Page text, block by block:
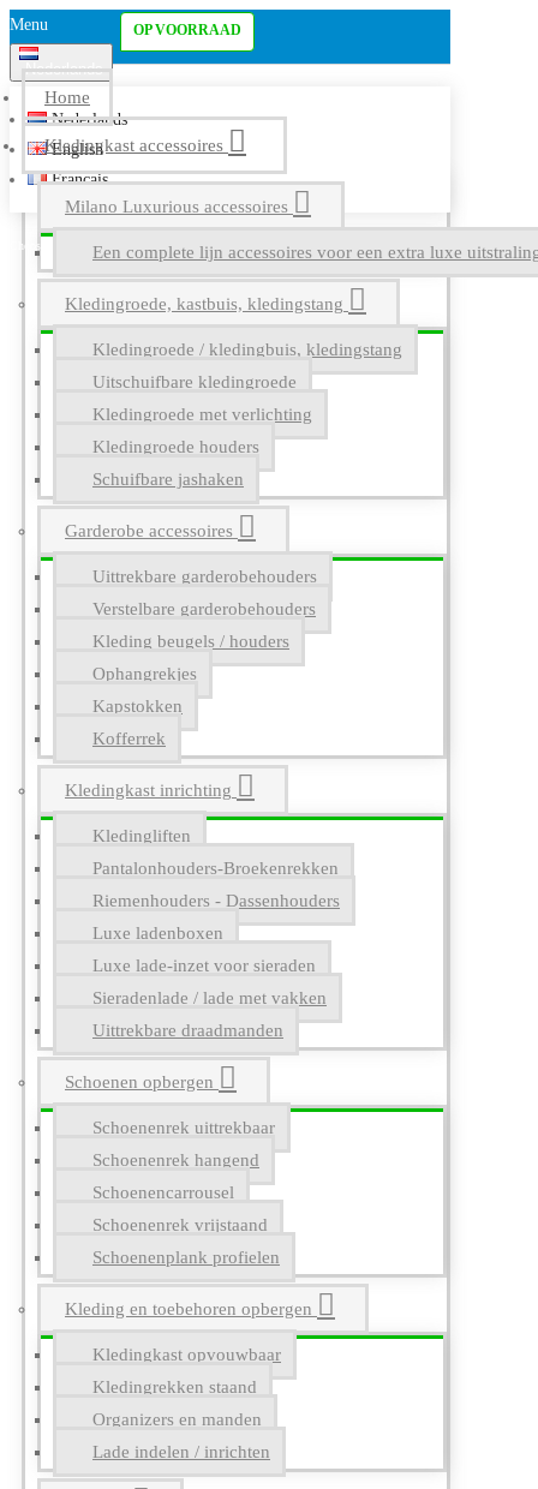
Menu
Nederlands
Nederlands
English
Français
Home
Kledingkast accessoires
Milano Luxurious accessoires
Een complete lijn accessoires voor een extra luxe
Kledingroede, kastbuis, kledingstang
Kledingroede / kledingbuis, kledingstang
Uitschuifbare kledingroede
Kledingroede met verlichting
Kledingroede houders
Schuifbare jashaken
Garderobe accessoires
Uittrekbare garderobehouders
Verstelbare garderobehouders
Kleding beugels / houders
Ophangrekjes
Kapstokken
Kofferrek
Kledingkast inrichting
Kledingliften
Pantalonhouders-Broekenrekken
Riemenhouders - Dassenhouders
Luxe ladenboxen
Luxe lade-inzet voor sieraden
Sieradenlade / lade met vakken
Uittrekbare draadmanden
Schoenen opbergen
Schoenenrek uittrekbaar
Schoenenrek hangend
Schoenencarrousel
Schoenenrek vrijstaand
Schoenenplank profielen
Kleding en toebehoren opbergen
Kledingkast opvouwbaar
Kledingrekken staand
Organizers en manden
Lade indelen / inrichten
OP VOORRAAD